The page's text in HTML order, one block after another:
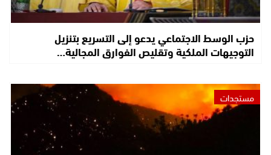
حزب الوسط الاجتماعي يدعو إلى التسريع بتنزيل
التوجيهات الملكية وتقليص الفوارق المجالية…
مستجدات